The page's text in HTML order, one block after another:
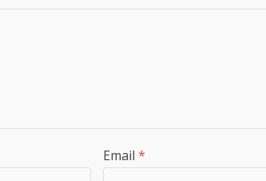
Email *